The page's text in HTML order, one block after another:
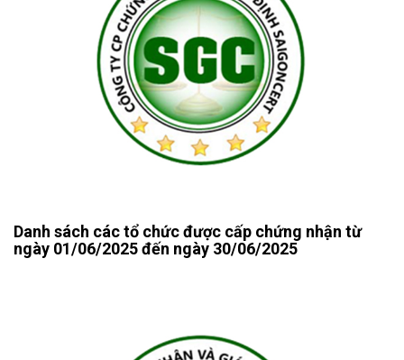
Danh sách các tổ chức được cấp chứng nhận từ
ngày 01/06/2025 đến ngày 30/06/2025